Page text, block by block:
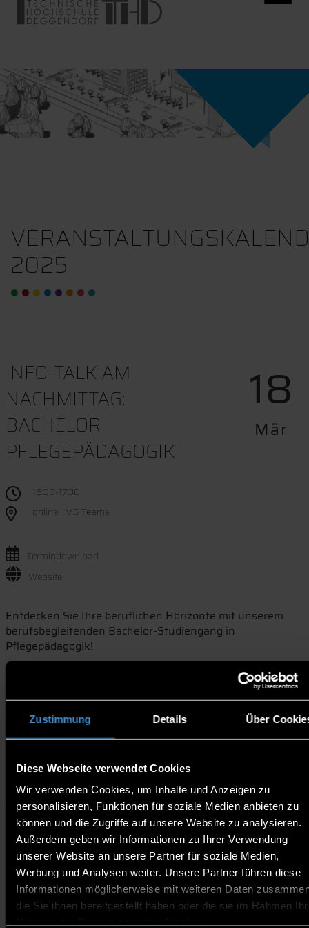
Zustimmung Details Über
Diese Webseite verwendet Cookies
Wir verwenden Cookies, um Inhalte und Anzeigen zu
personalisieren, Funktionen für soziale Medien anbieten zu
können und die Zugriffe auf unsere Website zu analysieren.
Außerdem geben wir Informationen zu Ihrer Verwendung
unserer Website an unsere Partner für soziale Medien,
Werbung und Analysen weiter. Unsere Partner führen diese
Informationen möglicherweise mit weiteren Daten
die Sie ihnen bereitgestellt haben oder die sie im Rahmen
2025
INFO-TALK AM
NACHMITTAG:
BACHELOR
PFLEGEPÄDAGOGIK
16:30-17:30
online | MS Teams
Termindownload
Website
18
Mär
Entdecken Sie Ihre beruflichen Horizonte mit unserem
berufsbegleitenden Bachelor-Studiengang in
Pflegepädagogik!
Mit dem Bachelor in Pflegepädagogik stehen Ihnen
Lehrkraft an Berufsfachschulen für Pflege, in der
zentralen Praxisanleitung, als Bildungskoordinator:in in
Krankenhäusern und Pflegeeinrichtungen oder in der
qualifizierten Pflegepädagog:innen ist sehr hoch.
Auch ohne Abitur möglich: Sie sind Pflegefachkraft und
haben mindestens drei Jahre Berufserfahrung
gesammelt? Dann erfüllen Sie ebenfalls die
Zugangsvoraussetzungen.
Mit unserem berufsbegleitenden Modell bieten wir
Ihnen die Möglichkeit, Ihr Fachwissen zu vertiefen und
gleichzeitig weiterhin im Beruf tätig zu sein. Erfahrene